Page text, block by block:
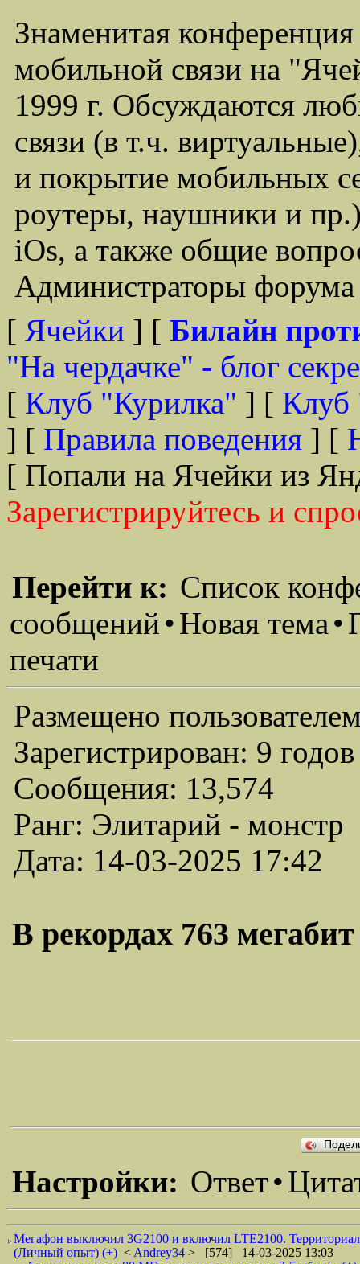
Знаменитая
мобильной связи на
1999 г. Обсуждаются
связи (в т.ч.
и покрытие мобильных
роутеры, наушники и
iOs, а также общие
Администраторы
[ Ячейки ] [ Билайн
"На чердачке" - блог
[ Клуб "Курилка" ] [ Клуб
] [ Правила поведения ] [
[ Попали на Ячейки из
Зарегистрируйтесь и
Перейти к: Список
сообщений•Новая тема•
печати
Размещено
Зарегистрирован: 9
Сообщения: 13,574
Ранг: Элитарий - монстр
Дата: 14-03-2025 17:42
В рекордах 763
Настройки: Ответ•
Мегафон выключил 3G2100 и включил LTE2100.
(Личный опыт) (+) < Andrey34 > [574] 14-03-2025 13:03